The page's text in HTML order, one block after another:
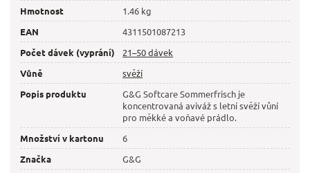
Hmotnost
1.46 kg
EAN
4311501087213
Počet dávek (vyprání)
21–50 dávek
Vůně
svěží
Popis produktu
G&G Softcare Sommerfrisch je
koncentrovaná aviváž s letní svěží vůní
pro měkké a voňavé prádlo.
Množství v kartonu
6
Značka
G&G